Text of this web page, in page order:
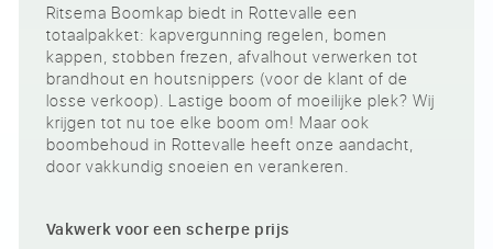
Ritsema Boomkap biedt in Rottevalle een
totaalpakket: kapvergunning regelen, bomen
kappen, stobben frezen, afvalhout verwerken tot
brandhout en houtsnippers (voor de klant of de
losse verkoop). Lastige boom of moeilijke plek? Wij
krijgen tot nu toe elke boom om! Maar ook
boombehoud in Rottevalle heeft onze aandacht,
door vakkundig snoeien en verankeren.
Vakwerk voor een scherpe prijs